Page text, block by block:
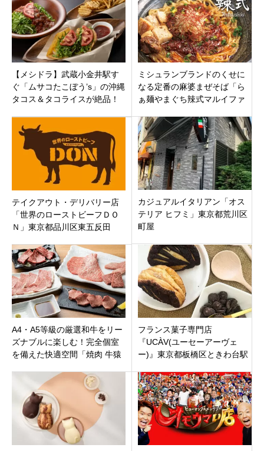
【メシドラ】武蔵小金井駅す
ぐ「ムサコたこぼう’s」の沖縄
タコス＆タコライスが絶品！
報まとめ
ミシュランブランドのくせに
なる定番の麻婆まぜそば「ら
ぁ麺やまぐち辣式マルイファ
溝口
テイクアウト・デリバリー店
「世界のローストビーフＤＯ
Ｎ」東京都品川区東五反田
カジュアルイタリアン「オス
テリア ヒフミ」東京都荒川区
町屋
A4・A5等級の厳選和牛をリー
ズナブルに楽しむ！完全個室
を備えた快適空間「焼肉 牛猿
区巣鴨駅１分
フランス菓子専門店
『UCÀV(ユーセーアーヴェ
ー)』東京都板橋区ときわ台駅